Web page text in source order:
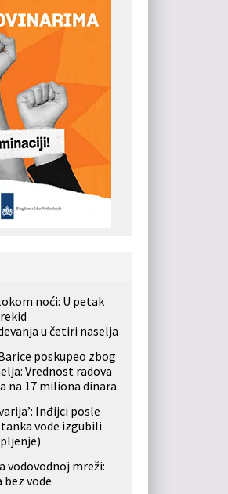
noći: U petak
u četiri naselja
poskupeo zbog
Vrednost radova
na 17 miliona dinara
Inđijci posle
vode izgubili
vodovodnoj mreži:
bez vode